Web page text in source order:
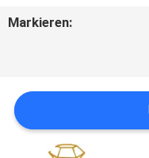
NACHRICHTEN
SITEMAP
Markieren: